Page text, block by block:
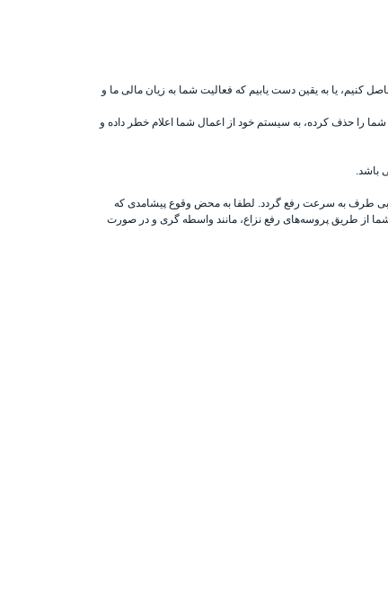
کنیم، یا به یقین دست یابیم که فعالیت شما به زیان مالی ما و
را حذف کرده، به سیستم خود از اعمال شما اعلام خطر داده و
باشد.
بی طرف به سرعت رفع گردد. لطفا به محض وقوع پیشامدی که
از طریق پروسه‌های رفع نزاع، مانند واسطه گری و در صورت